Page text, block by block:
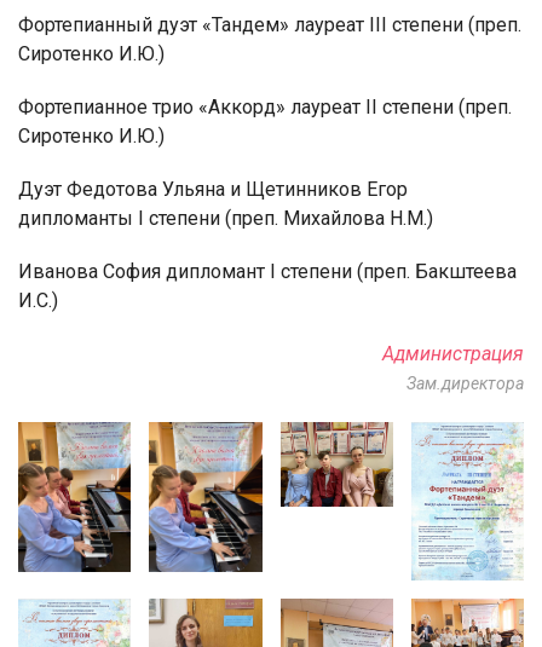
Фортепианный дуэт «Тандем» лауреат III степени (преп.
Сиротенко И.Ю.)
Фортепианное трио «Аккорд» лауреат II степени (преп.
Сиротенко И.Ю.)
Дуэт Федотова Ульяна и Щетинников Егор
дипломанты I степени (преп. Михайлова Н.М.)
Иванова София дипломант I степени (преп. Бакштеева
И.С.)
Администрация
Зам.директора